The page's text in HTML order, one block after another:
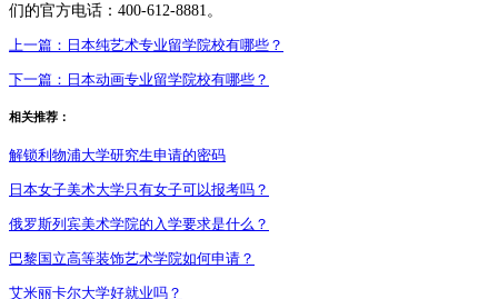
们的官方电话：400-612-8881。
上一篇： 日本纯艺术专业留学院校有哪些？
下一篇： 日本动画专业留学院校有哪些？
相关推荐：
解锁利物浦大学研究生申请的密码
日本女子美术大学只有女子可以报考吗？
俄罗斯列宾美术学院的入学要求是什么？
巴黎国立高等装饰艺术学院如何申请？
艾米丽卡尔大学好就业吗？